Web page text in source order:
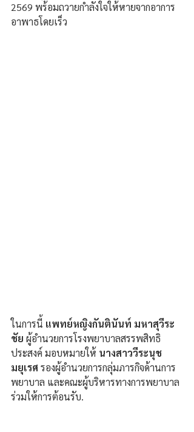
2569 พร้อมถวายกำลังใจให้หายจากอาการ
อาพาธโดยเร็ว
ในการนี้ แพทย์หญิงกันตินันท์ มหาสุวีระ
ชัย ผู้อำนวยการโรงพยาบาลสรรพสิทธิ
ประสงค์ มอบหมายให้ นางสาววีระนุช
มยุเรศ รองผู้อำนวยการกลุ่มภารกิจด้านการ
พยาบาล และคณะผู้บริหารทางการพยาบาล
ร่วมให้การต้อนรับ.